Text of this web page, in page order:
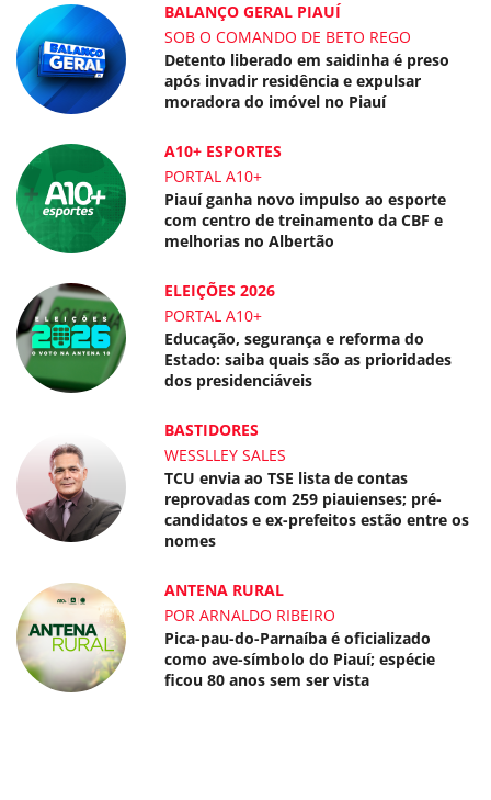
BALANÇO GERAL PIAUÍ
SOB O COMANDO DE BETO REGO
Detento liberado em saidinha é preso
após invadir residência e expulsar
moradora do imóvel no Piauí
A10+ ESPORTES
PORTAL A10+
Piauí ganha novo impulso ao esporte
com centro de treinamento da CBF e
melhorias no Albertão
ELEIÇÕES 2026
PORTAL A10+
Educação, segurança e reforma do
Estado: saiba quais são as prioridades
dos presidenciáveis
BASTIDORES
WESSLLEY SALES
TCU envia ao TSE lista de contas
reprovadas com 259 piauienses; pré-
candidatos e ex-prefeitos estão entre os
nomes
ANTENA RURAL
POR ARNALDO RIBEIRO
Pica-pau-do-Parnaíba é oficializado
como ave-símbolo do Piauí; espécie
ficou 80 anos sem ser vista